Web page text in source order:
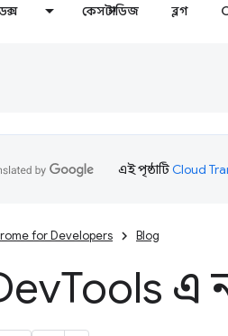
কেস স্টাডিজ ব্লগ
এই পৃষ্ঠাটিCloud
for Developers Blog
Tools এ